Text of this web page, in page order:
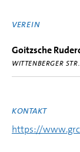
VEREIN
Goitzsche
WITTENBERGER
KONTAKT
https://